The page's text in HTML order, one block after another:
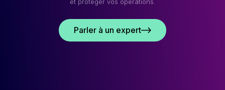
et protéger vos opérations.
Parler à un expert